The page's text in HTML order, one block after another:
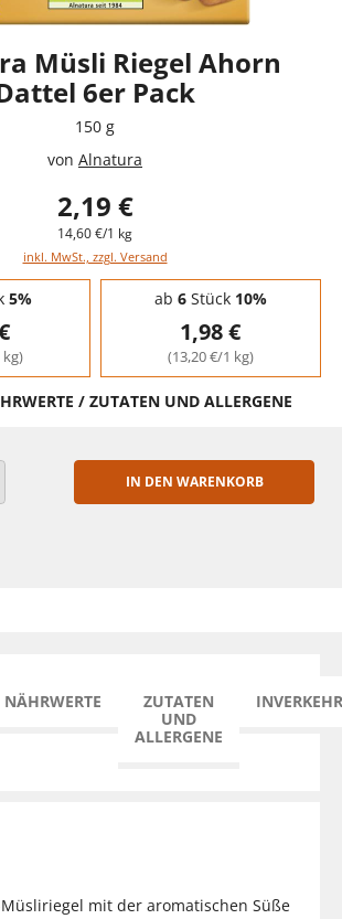
Müsli Riegel Ahorn
6er Pack
150 g
von Alnatura
2,19 €
14,60 €/1 kg
inkl. MwSt., zzgl. Versand
5%
kg)
ab 6Stück 10%
1,98 €
(13,20 €/1 kg)
/ ZUTATEN UND ALLERGENE
ERHÖHEN
IN DEN WARENKORB
NÄHRWERTE
ZUTATEN
UND
ALLERGENE
mit der aromatischen Süße